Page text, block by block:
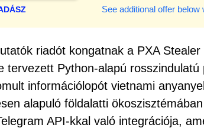
See additional offer below
riadót kongatnak a PXA
tervezett Python-alapú
információlopót vietnami
alapuló földalatti
API-kkal való integrációja,